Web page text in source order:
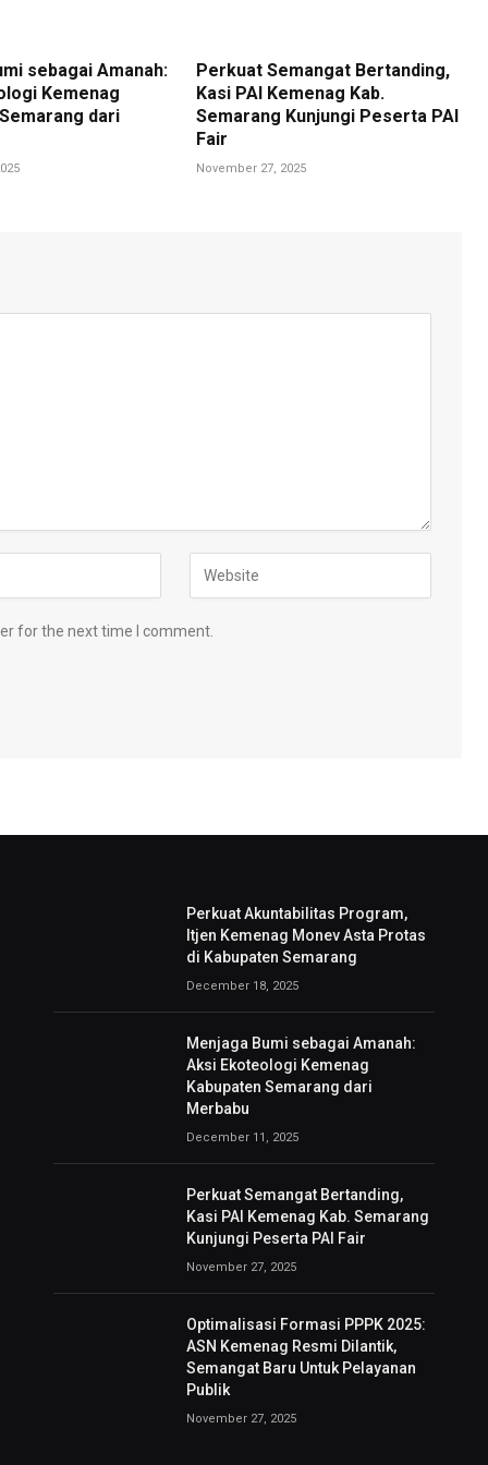
sebagai Amanah:
Kemenag
dari
Perkuat Semangat Bertanding,
Kasi PAI Kemenag Kab.
Semarang Kunjungi Peserta PAI
Fair
November 27, 2025
for the next time I comment.
Perkuat Akuntabilitas Program,
Itjen Kemenag Monev Asta Protas
di Kabupaten Semarang
December 18, 2025
Menjaga Bumi sebagai Amanah:
Aksi Ekoteologi Kemenag
Kabupaten Semarang dari
Merbabu
December 11, 2025
Perkuat Semangat Bertanding,
Kasi PAI Kemenag Kab. Semarang
Kunjungi Peserta PAI Fair
November 27, 2025
Optimalisasi Formasi PPPK 2025:
ASN Kemenag Resmi Dilantik,
Semangat Baru Untuk Pelayanan
Publik
November 27, 2025